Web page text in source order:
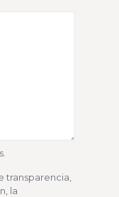
transparencia,
la